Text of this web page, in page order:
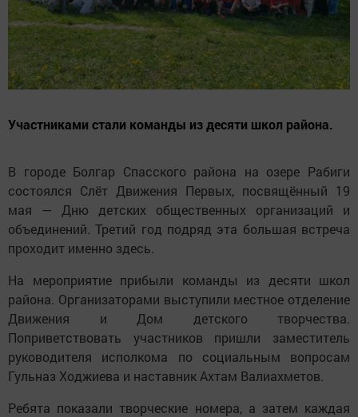
Участниками стали команды из десяти школ района.
В городе Болгар Спасского района на озере Рабиги
состоялся Слёт Движения Первых, посвящённый 19
мая — Дню детских общественных организаций и
объединений. Третий год подряд эта большая встреча
проходит именно здесь.
На мероприятие прибыли команды из десяти школ
района. Организаторами выступили местное отделение
Движения и Дом детского творчества.
Поприветствовать участников пришли заместитель
руководителя исполкома по социальным вопросам
Гульназ Ходжиева и наставник Ахтам Валиахметов.
Ребята показали творческие номера, а затем каждая